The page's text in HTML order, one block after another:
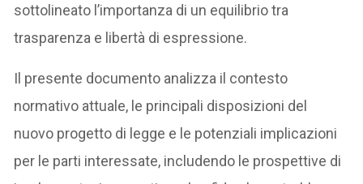
sottolineato l’importanza di un equilibrio tra
trasparenza e libertà di espressione.
Il presente documento analizza il contesto
normativo attuale, le principali disposizioni del
nuovo progetto di legge e le potenziali implicazioni
per le parti interessate, includendo le prospettive di